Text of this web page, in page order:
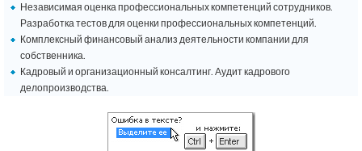
Независимая оценка профессиональных компетенций сотрудников.
Разработка тестов для оценки профессиональных компетенций.
Комплексный финансовый анализ деятельности компании для
собственника.
Кадровый и организационный консалтинг. Аудит кадрового
делопроизводства.